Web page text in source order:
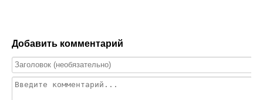
Добавить комментарий